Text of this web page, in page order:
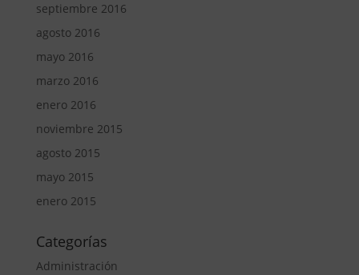
septiembre 2016
agosto 2016
mayo 2016
marzo 2016
enero 2016
noviembre 2015
agosto 2015
mayo 2015
enero 2015
Categorías
Administración